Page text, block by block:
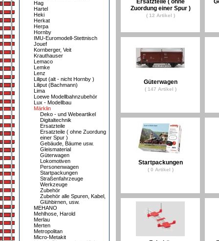
Hag
Hartel
Heki
Herkat
Herpa
Hornby
IMU-Euromodell-Stettnisch
Jouef
Kornberger, Veit
Krauthauser
Lemaco
Lemke
Lenz
Liliput (alt - nicht Hornby )
Liliput (Bachmann)
Lima
Loewe Modellbahnzubehör
Lux - Modellbau
Märklin
Deko - und Webeartikel
Digitaltechnik
Ersatzteile
Ersatzteile ( ohne Zuordung
einer Spur )
Gebäude, Bäume usw.
Gleismaterial
Güterwagen
Lokomotiven
Personenwagen
Startpackungen
Straßenfahrzeuge
Werkzeuge
Zubehör
Zubehör alle Spuren, Kabel,
Glühbirnen, usw.
MEHANO
Mehlhose, Harold
Merlau
Merten
Metropolitan
Micro-Metakit
Ersatzteile ( ohne
Zuordung einer Spur )
( 12 Artikel )
Güterwagen
( 147 Artikel )
Startpackungen
( 0 Artikel )